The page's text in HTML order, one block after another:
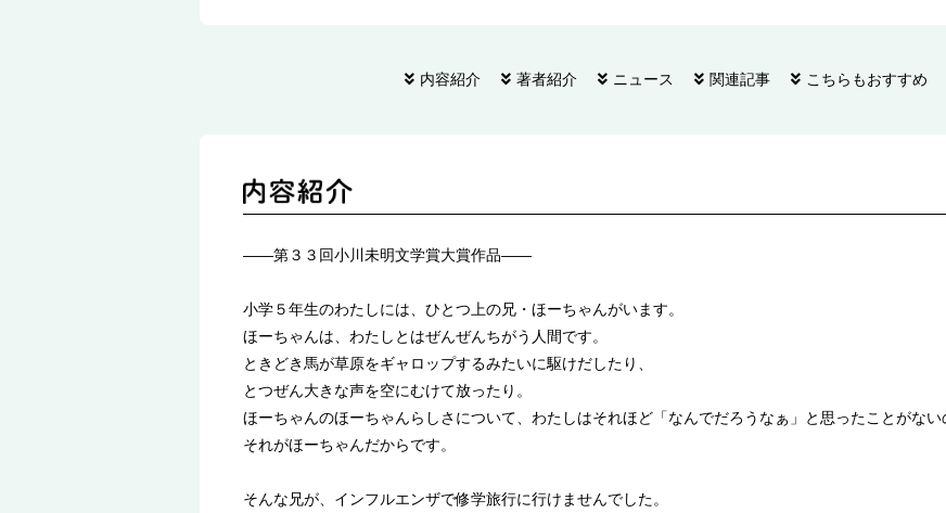
内容紹介 著者紹介 ニュース 関連記事 こちらもおすすめ
――第３３回小川未明文学賞大賞作品――
小学５年生のわたしには、ひとつ上の兄・ほーちゃんがいます。
ほーちゃんは、わたしとはぜんぜんちがう人間です。
ときどき馬が草原をギャロップするみたいに駆けだしたり、
とつぜん大きな声を空にむけて放ったり。
ほーちゃんのほーちゃんらしさについて、わたしはそれほど「なんでだろうなぁ」と思ったことがない
それがほーちゃんだからです。
そんな兄が、インフルエンザで修学旅行に行けませんでした。